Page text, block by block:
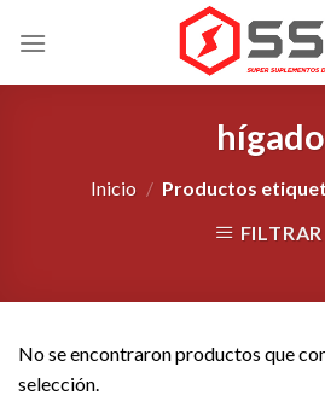
hígado
Inicio / Productos
FILTRAR
No se encontraron productos que
selección.